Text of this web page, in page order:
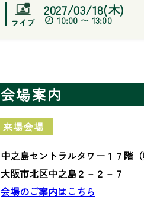
2027/03/18(木)
10:00 〜 13:00
会場案内
来場会場
中之島セントラルタワー１７階（
大阪市北区中之島２－２－７
会場のご案内はこちら